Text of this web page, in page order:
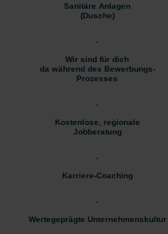
Sanitäre Anlagen
(Dusche)
Wir sind für dich
da während des Bewerbungs-
Prozesses
Kostenlose, regionale
Jobberatung
Karriere-Coaching
Wertegeprägte Unternehmenskultur